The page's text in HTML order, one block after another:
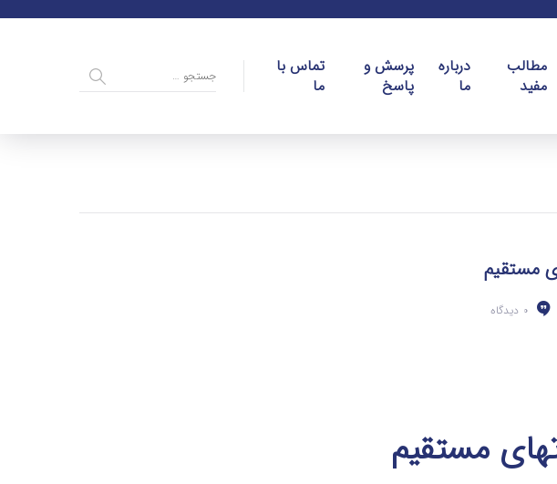
مطالب
مفید
درباره
ما
پرسش و
پاسخ
تماس با
ما
0 دیدگاه